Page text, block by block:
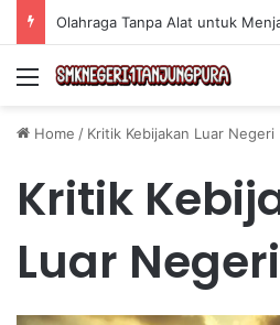
Menu
Home / Kritik Kebijakan Luar Negeri
Kritik
Luar Negeri